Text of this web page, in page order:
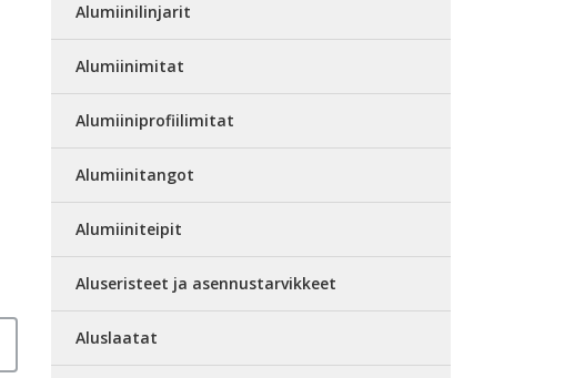
Alumiinilinjarit
Alumiinimitat
Alumiiniprofiilimitat
Alumiinitangot
Alumiiniteipit
Aluseristeet ja asennustarvikkeet
Aluslaatat